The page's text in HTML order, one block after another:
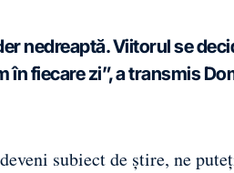
nedreaptă. Viitorul se
fiecare zi”, a transmis
subiect de știre, ne